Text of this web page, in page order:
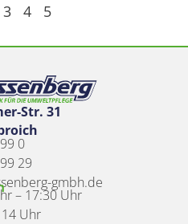
3 4 5
Str. 31
0
29
gmbh.de
– 17:30 Uhr
Uhr